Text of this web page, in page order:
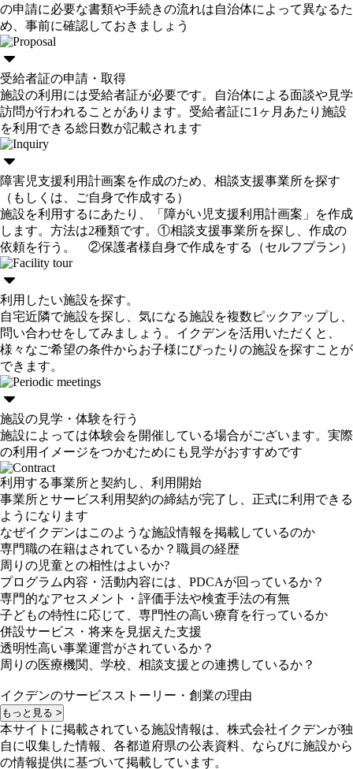
の申請に必要な書類や手続きの流れは自治体によって異なるた
め、事前に確認しておきましょう
受給者証の申請・取得
施設の利用には受給者証が必要です。自治体による面談や見学
訪問が行われることがあります。受給者証に1ヶ月あたり施設
を利用できる総日数が記載されます
障害児支援利用計画案を作成のため、相談支援事業所を探す
（もしくは、ご自身で作成する）
施設を利用するにあたり、「障がい児支援利用計画案」を作成
します。方法は2種類です。①相談支援事業所を探し、作成の
依頼を行う。 ②保護者様自身で作成をする（セルフプラン）
利用したい施設を探す。
自宅近隣で施設を探し、気になる施設を複数ピックアップし、
問い合わせをしてみましょう。イクデンを活用いただくと、
様々なご希望の条件からお子様にぴったりの施設を探すことが
できます。
施設の見学・体験を行う
施設によっては体験会を開催している場合がございます。実際
の利用イメージをつかむためにも見学がおすすめです
利用する事業所と契約し、利用開始
事業所とサービス利用契約の締結が完了し、正式に利用できる
ようになります
なぜイクデンはこのような施設情報を掲載しているのか
専門職の在籍はされているか？職員の経歴
周りの児童との相性はよいか?
プログラム内容・活動内容には、PDCAが回っているか？
専門的なアセスメント・評価手法や検査手法の有無
子どもの特性に応じて、専門性の高い療育を行っているか
併設サービス・将来を見据えた支援
透明性高い事業運営がされているか？
周りの医療機関、学校、相談支援との連携しているか？
イクデンのサービスストーリー・創業の理由
もっと見る >
本サイトに掲載されている施設情報は、株式会社イクデンが独
自に収集した情報、各都道府県の公表資料、ならびに施設から
の情報提供に基づいて掲載しています。